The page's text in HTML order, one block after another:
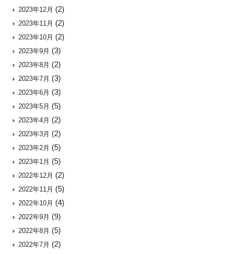
2023年12月 (2)
2023年11月 (2)
2023年10月 (2)
2023年9月 (3)
2023年8月 (2)
2023年7月 (3)
2023年6月 (3)
2023年5月 (5)
2023年4月 (2)
2023年3月 (2)
2023年2月 (5)
2023年1月 (5)
2022年12月 (2)
2022年11月 (5)
2022年10月 (4)
2022年9月 (9)
2022年8月 (5)
2022年7月 (2)